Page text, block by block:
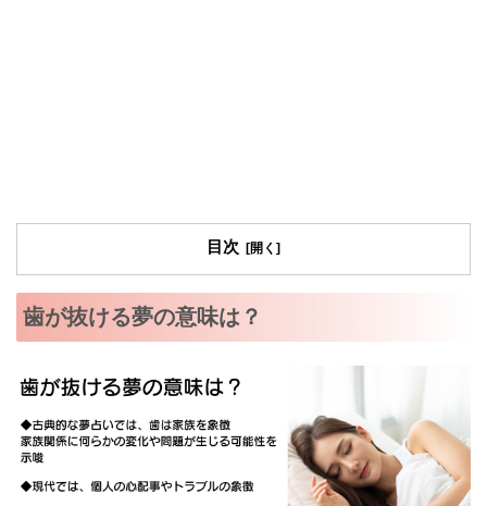
目次
歯が抜ける夢の意味は？